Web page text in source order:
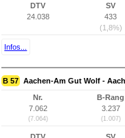
DTV
24.038
SV
433
(1,8%)
Infos...
B 57 Aachen-Am Gut Wolf -
Nr.
7.062
(7.064)
B-Rang
3.237
(1.007)